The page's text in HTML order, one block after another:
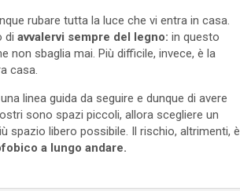
rubare tutta la luce che vi entra in casa.
di avvalervi sempre del legno: in questo
sbaglia mai. Più difficile, invece, è la
casa.
linea guida da seguire e dunque di avere
sono spazi piccoli, allora scegliere un
spazio libero possibile. Il rischio, altrimenti, è
a lungo andare.